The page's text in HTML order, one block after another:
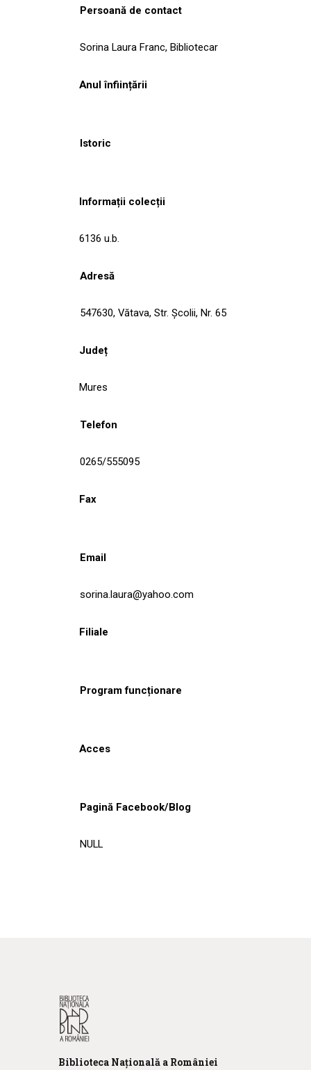
Persoană de contact
Sorina Laura Franc, Bibliotecar
Anul înființării
Istoric
Informații colecții
6136 u.b.
Adresă
547630, Vătava, Str. Şcolii, Nr. 65
Județ
Mures
Telefon
0265/555095
Fax
Email
sorina.laura@yahoo.com
Filiale
Program funcționare
Acces
Pagină Facebook/Blog
NULL
Biblioteca Națională a României